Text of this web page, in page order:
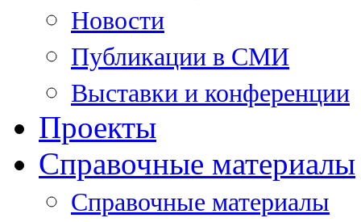
Новости
Публикации в СМИ
Выставки и конференции
Проекты
Справочные материалы
Справочные материалы